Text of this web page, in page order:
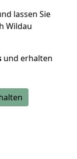
lassen Sie
Wildau
und erhalten